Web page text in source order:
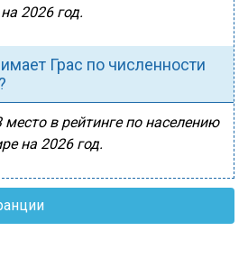
2026 год.
Грас по численности
место в рейтинге по населению
на 2026 год.